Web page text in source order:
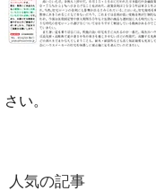
さい。
人気の記事